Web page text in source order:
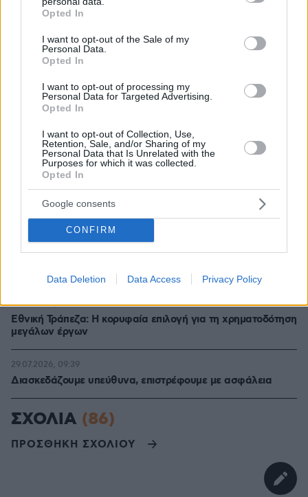
grant or deny consent to Google and its third-party tags to
use your data for below specified purposes in below Google
consent section.
Opted In
I want to opt-out of the Sale of my
Personal Data.
Opted In
I want to opt-out of processing my
Personal Data for Targeted Advertising.
Opted In
I want to opt-out of Collection, Use,
Retention, Sale, and/or Sharing of my
Personal Data that Is Unrelated with the
Purposes for which it was collected.
Opted In
Google consents
CONFIRM
Data Deletion Data Access Privacy Policy
03.08.2026, 11:06
Εθνική Τράπεζα: Η κορυφαία επιλογή για τη χρηματοδότηση
μεγάλων έργων
30.07.2026, 15:25
Διασκεδάζουμε υπεύθυνα, επιστρέφουμε με ασφάλεια
29.07.2026, 09:39
ΣΧΟΛΙΑ (86)
ΠΡΟΣΘΗΚΗ ΣΧΟΛΙΟΥ